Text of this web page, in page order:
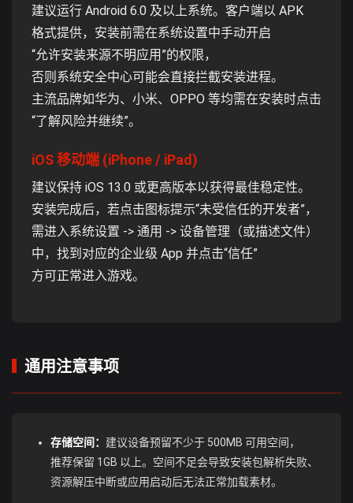
建议运行 Android 6.0 及以上系统。客户端以 APK
格式提供，安装前需在系统设置中手动开启
“允许安装来源不明应用”的权限，
否则系统安全中心可能会直接拦截安装进程。
主流品牌如华为、小米、OPPO 等均需在安装时点击
“了解风险并继续”。
iOS 移动端 (iPhone / iPad)
建议保持 iOS 13.0 或更高版本以获得最佳稳定性。
安装完成后，若点击图标提示“未受信任的开发者”，
需进入系统设置 -> 通用 -> 设备管理（或描述文件）
中，找到对应的企业级 App 并点击“信任”
方可正常进入游戏。
通用注意事项
存储空间： 建议设备预留不少于 500MB 可用空间，
推荐保留 1GB 以上。空间不足会导致安装包解析失败、
资源解压中断或应用启动后无法正常加载素材。